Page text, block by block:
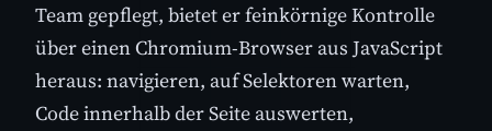
Team gepflegt, bietet er feinkörnige Kontrolle
über einen Chromium-Browser aus JavaScript
heraus: navigieren, auf Selektoren warten,
Code innerhalb der Seite auswerten,